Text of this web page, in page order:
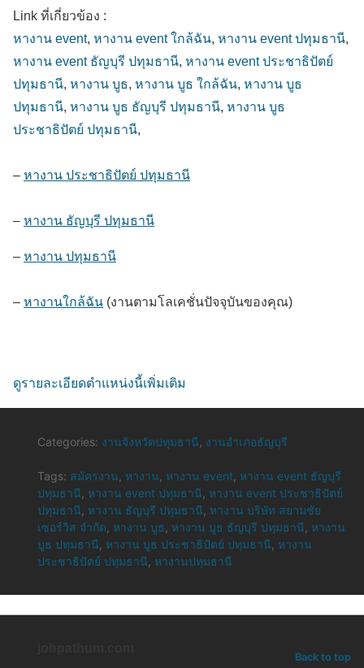
Link ที่เกี่ยวข้อง :
หางาน event, หางาน event ใกล้ฉัน, หางาน event ปทุมธานี,
หางาน event ธัญบุรี ปทุมธานี, หางาน event ประชาธิปัตย์
ปทุมธานี, หางาน บูธ, หางาน บูธ ใกล้ฉัน, หางาน บูธ
ปทุมธานี, หางาน บูธ ธัญบุรี ปทุมธานี, หางาน บูธ
ประชาธิปัตย์ ปทุมธานี,
– หางาน ประชาธิปัตย์ ปทุมธานี
– หางาน ธัญบุรี ปทุมธานี
– หางาน ปทุมธานี
– หางานใกล้ฉัน (งานตามโลเคชั่นปัจจุบันของคุณ)
ดูรายละเอียดตำแหน่งนี้เพิ่มเติม
Categories: งานจังหวัดปทุมธานี งานอำเภอธัญบุรี
Tags: สมัครงาน หางาน หางาน event หางาน event ธัญบุรี
ปทุมธานี หางาน event ปทุมธานี หางาน event ประชาธิปัตย์
ปทุมธานี หางาน ธัญบุรี ปทุมธานี หางาน บริษัท สยามชัย
เซอร์วิส จำกัด หางาน บูธ หางาน บูธ ธัญบุรี ปทุมธานี หางาน
บูธ ปทุมธานี หางาน บูธ ประชาธิปัตย์ ปทุมธานี หางาน
ประชาธิปัตย์ ปทุมธานี หางานปทุมธานี
Back to top